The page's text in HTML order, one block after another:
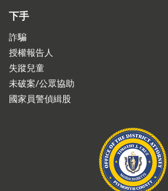
下手
詐騙
授權報告人
失蹤兒童
未破案/公眾協助
國家員警偵緝股